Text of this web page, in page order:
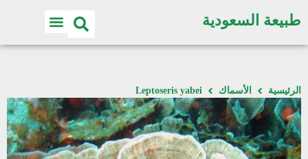
طبيعة السعودية
الرئيسية الأسماك Leptoseris yabei